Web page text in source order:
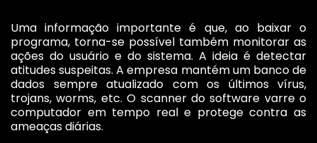
Uma informação importante é que, ao baixar o
programa, torna-se possível também monitorar as
ações do usuário e do sistema. A ideia é detectar
atitudes suspeitas. A empresa mantém um banco de
dados sempre atualizado com os últimos vírus,
trojans, worms, etc. O scanner do software varre o
computador em tempo real e protege contra as
ameaças diárias.